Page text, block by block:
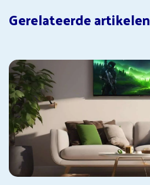
Gerelateerde artikelen